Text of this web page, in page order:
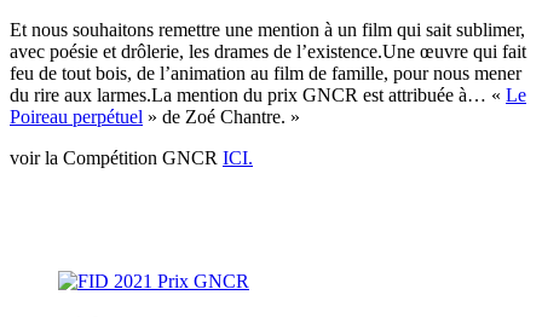
Et nous souhaitons remettre une mention à un film qui sait sublimer,
avec poésie et drôlerie, les drames de l’existence.Une œuvre qui fait
feu de tout bois, de l’animation au film de famille, pour nous mener
du rire aux larmes.La mention du prix GNCR est attribuée à… « Le
Poireau perpétuel » de Zoé Chantre. »
voir la Compétition GNCR ICI.